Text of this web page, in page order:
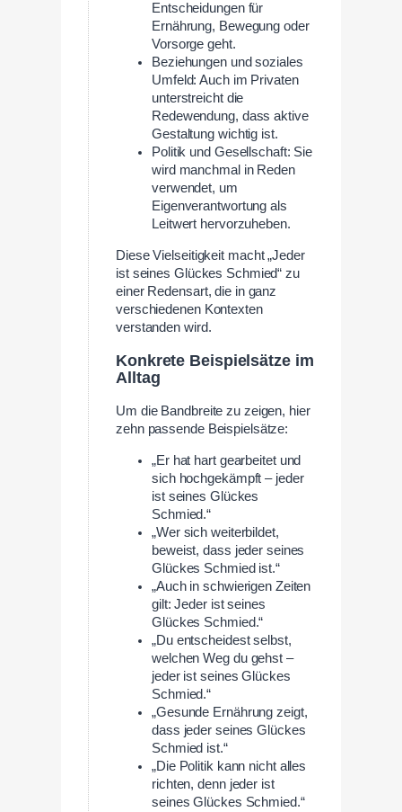
Entscheidungen für
Ernährung, Bewegung oder
Vorsorge geht.
Beziehungen und soziales
Umfeld: Auch im Privaten
unterstreicht die
Redewendung, dass aktive
Gestaltung wichtig ist.
Politik und Gesellschaft: Sie
wird manchmal in Reden
verwendet, um
Eigenverantwortung als
Leitwert hervorzuheben.
Diese Vielseitigkeit macht „Jeder
ist seines Glückes Schmied“ zu
einer Redensart, die in ganz
verschiedenen Kontexten
verstanden wird.
Konkrete Beispielsätze im
Alltag
Um die Bandbreite zu zeigen, hier
zehn passende Beispielsätze:
„Er hat hart gearbeitet und
sich hochgekämpft – jeder
ist seines Glückes
Schmied.“
„Wer sich weiterbildet,
beweist, dass jeder seines
Glückes Schmied ist.“
„Auch in schwierigen Zeiten
gilt: Jeder ist seines
Glückes Schmied.“
„Du entscheidest selbst,
welchen Weg du gehst –
jeder ist seines Glückes
Schmied.“
„Gesunde Ernährung zeigt,
dass jeder seines Glückes
Schmied ist.“
„Die Politik kann nicht alles
richten, denn jeder ist
seines Glückes Schmied.“